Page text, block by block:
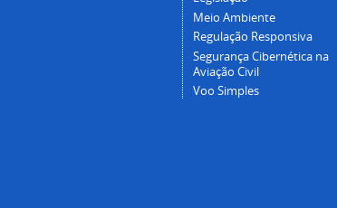
Meio Ambiente
Regulação Responsiva
Segurança Cibernética na
Aviação Civil
Voo Simples